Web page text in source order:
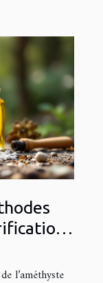
l’améthyste